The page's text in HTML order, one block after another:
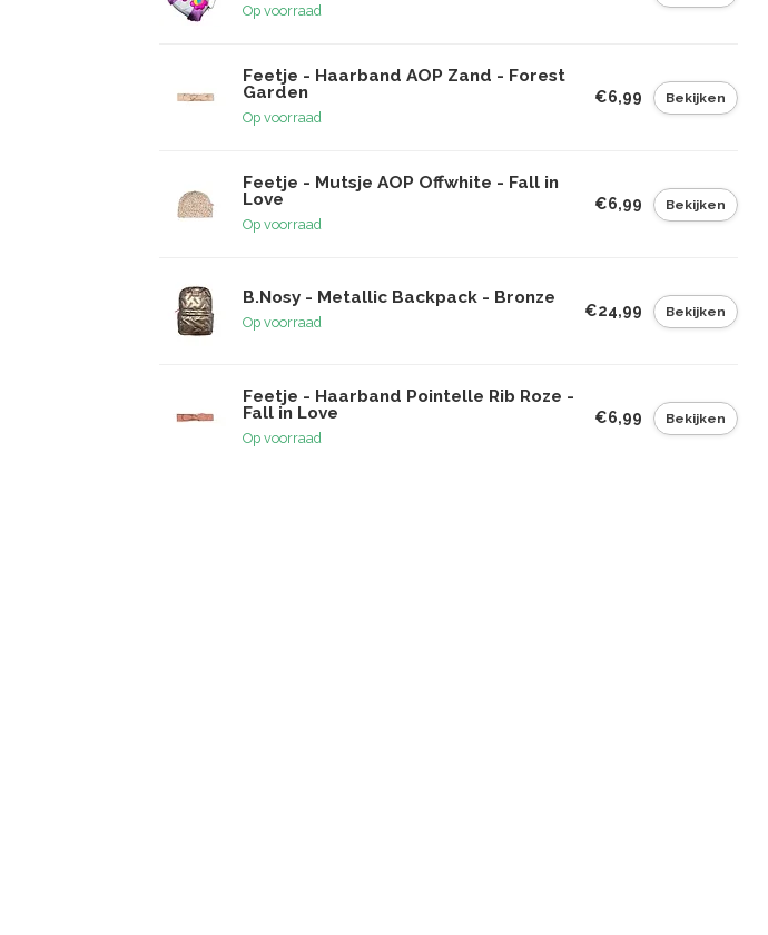
Op voorraad
Feetje - Haarband AOP Zand - Forest
Garden
Op voorraad
€6,99 Bekijken
Feetje - Mutsje AOP Offwhite - Fall in
Love
Op voorraad
€6,99 Bekijken
B.Nosy - Metallic Backpack - Bronze
Op voorraad
€24,99 Bekijken
Feetje - Haarband Pointelle Rib Roze -
Fall in Love
Op voorraad
€6,99 Bekijken